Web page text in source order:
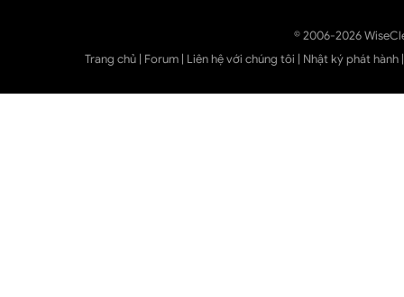
© 2006-2026
Trang chủ | Forum | Liên hệ với chúng tôi | Nhật ký phát hành